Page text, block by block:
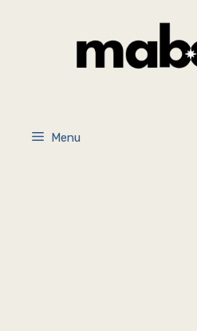
Menu